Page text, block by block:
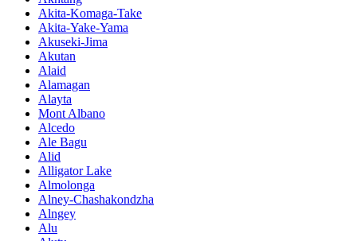
Akita-Komaga-Take
Akita-Yake-Yama
Akuseki-Jima
Akutan
Alaid
Alamagan
Alayta
Mont Albano
Alcedo
Ale Bagu
Alid
Alligator Lake
Almolonga
Alney-Chashakondzha
Alngey
Alu